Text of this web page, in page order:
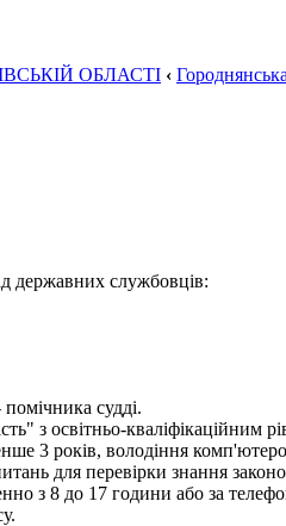
ОБЛАСТІ ‹
державних службовців:
судді.
з освітньо-кваліфікаційним
3 років, володіння
для перевірки знання
з 8 до 17 години або за